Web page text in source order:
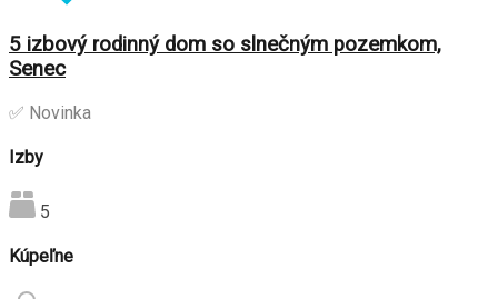
5 izbový rodinný dom so slnečným pozemkom,
Senec
✅ Novinka
Izby
5
Kúpeľne